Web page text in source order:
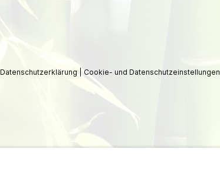
Datenschutzerklärung Cookie- und Datenschutzeinstellungen